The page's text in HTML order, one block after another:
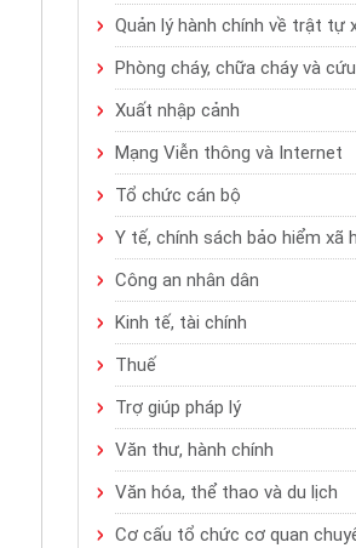
Quản lý hành chính về trật tự
Phòng cháy, chữa cháy và
Xuất nhập cảnh
Mạng Viễn thông và Internet
Tổ chức cán bộ
Y tế, chính sách bảo hiểm xã
Công an nhân dân
Kinh tế, tài chính
Thuế
Trợ giúp pháp lý
Văn thư, hành chính
Văn hóa, thể thao và du lịch
Cơ cấu tổ chức cơ quan